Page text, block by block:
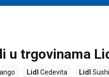
u trgovinama
Lidl Cedevita Lidl Sushi